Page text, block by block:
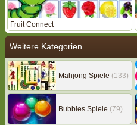
Fruit Connect
Weitere Kategorien
Mahjong Spiele (133)
Bubbles Spiele (79)